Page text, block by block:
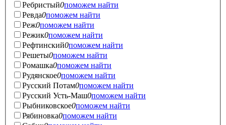
Ребристый0поможем найти
Ревда0поможем найти
Реж0поможем найти
Режик0поможем найти
Рефтинский0поможем найти
Решеты0поможем найти
Ромашка0поможем найти
Рудянское0поможем найти
Русский Потам0поможем найти
Русский Усть-Маш0поможем найти
Рыбниковское0поможем найти
Рябиновка0поможем найти